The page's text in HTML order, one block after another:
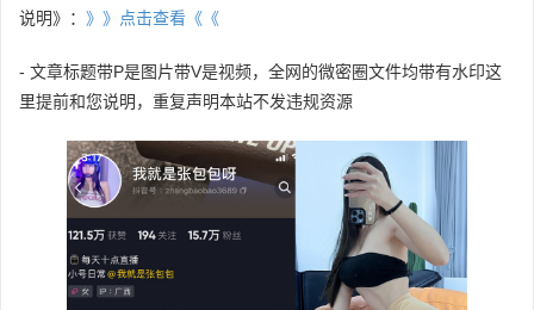
说明》： 》》点击查看《《
- 文章标题带P是图片带V是视频，全网的微密圈文件均带有水印这
里提前和您说明，重复声明本站不发违规资源